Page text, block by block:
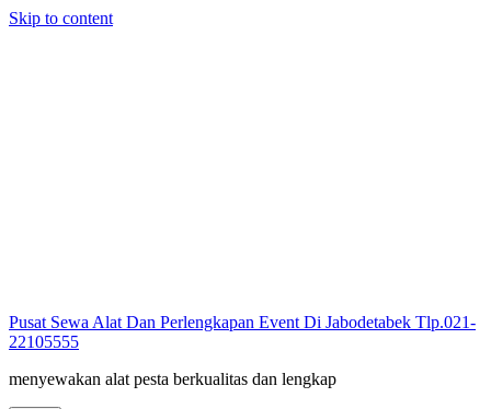
Skip to content
Pusat Sewa Alat Dan Perlengkapan Event Di Jabodetabek Tlp.021-
22105555
menyewakan alat pesta berkualitas dan lengkap